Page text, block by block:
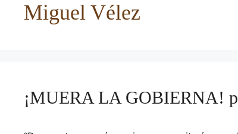
Miguel Vélez
¡MUERA LA GOBIERNA!